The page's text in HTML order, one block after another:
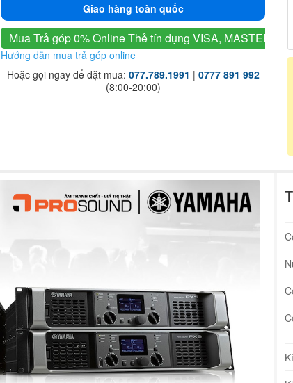
Giao hàng toàn quốc
Mua Trả góp 0% OnlineThẻ tín dụng VISA, MASTER,
Hướng dẫn mua trả góp online
Hoặc gọi ngay để đặt mua: 077.789.1991 | 0777 891 992
(8:00-20:00)